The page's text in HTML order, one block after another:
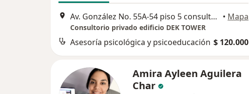
Av. González No. 55A-54 piso 5 consultorio 502, Bucaramanga • Mapa
Consultorio privado edificio DEK TOWER
Asesoría psicológica y psicoeducación $ 120.000
Amira Ayleen Aguilera
Char